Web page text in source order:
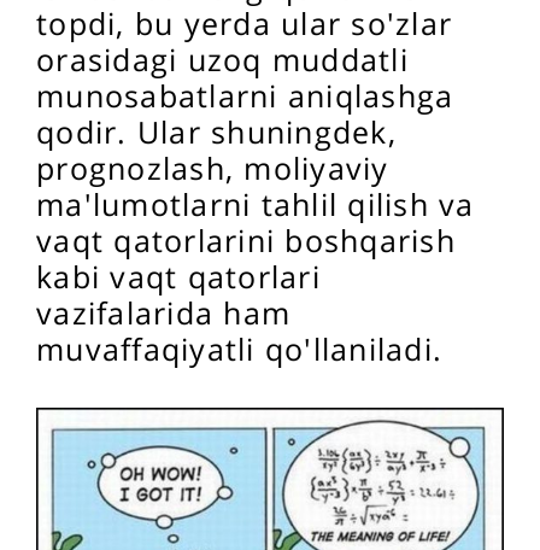
topdi, bu yerda ular so'zlar
orasidagi uzoq muddatli
munosabatlarni aniqlashga
qodir. Ular shuningdek,
prognozlash, moliyaviy
ma'lumotlarni tahlil qilish va
vaqt qatorlarini boshqarish
kabi vaqt qatorlari
vazifalarida ham
muvaffaqiyatli qo'llaniladi.